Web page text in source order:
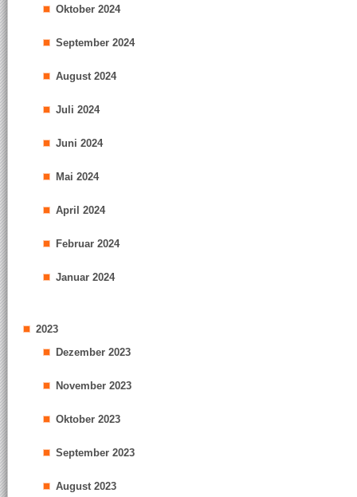
Oktober 2024
September 2024
August 2024
Juli 2024
Juni 2024
Mai 2024
April 2024
Februar 2024
Januar 2024
2023
Dezember 2023
November 2023
Oktober 2023
September 2023
August 2023